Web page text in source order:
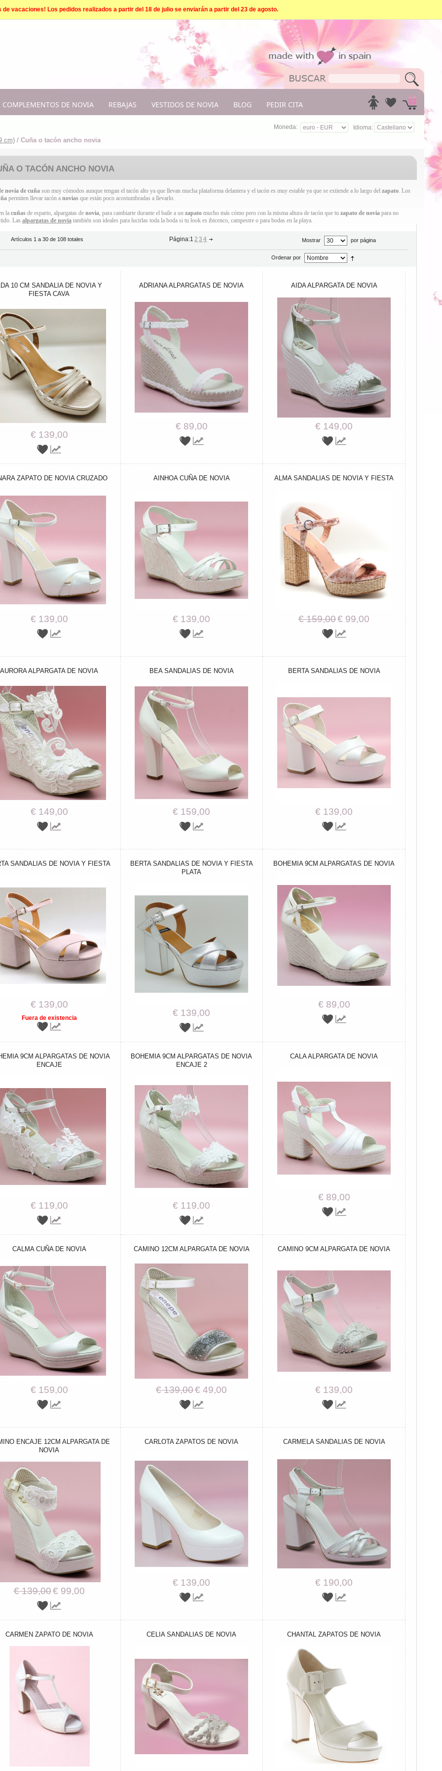
de vacaciones! Los pedidos realizados a partir del 18 de julio se enviarán a partir del 23 de agosto.
COMPLEMENTOS DE NOVIA REBAJAS VESTIDOS DE NOVIA BLOG PEDIR CITA
Idioma:
Moneda:
cm) / Cuña o tacón ancho novia
O TACÓN ANCHO NOVIA
novia de cuñason muy cómodos aunque tengan el tacón alto ya que llevan mucha plataforma delantera y el tacón es muy estable ya que se extiende a lo largo delzapato. Los
permiten llevar tacón a novias que están poco acostumbradas a llevarlo.
la cuñasde esparto, alpargatas de novia, para cambiarte durante el baile a un zapatomucho más cómo pero con la misma altura de tacón que tu zapato de noviapara no
Las alpargatas de noviatambién son ideales para lucirlas toda la boda si tu look es ibicenco, campestre o para bodas en la playa.
Artículos 1 a 30 de 108 totales Página:1 2 3 4 Mostrar por página
Ordenar por
10 CM SANDALIA DE NOVIA Y
FIESTA CAVA
€ 139,00
ADRIANA ALPARGATAS DE NOVIA
€ 89,00
AIDA ALPARGATA DE NOVIA
€ 149,00
ZAPATO DE NOVIA CRUZADO
€ 139,00
AINHOA CUÑA DE NOVIA
€ 139,00
ALMA SANDALIAS DE NOVIA Y FIESTA
€ 159,00€ 99,00
AURORA ALPARGATA DE NOVIA
€ 149,00
BEA SANDALIAS DE NOVIA
€ 159,00
BERTA SANDALIAS DE NOVIA
€ 139,00
SANDALIAS DE NOVIA Y FIESTA
€ 139,00
Fuera de existencia
BERTA SANDALIAS DE NOVIA Y FIESTA
PLATA
€ 139,00
BOHEMIA 9CM ALPARGATAS DE NOVIA
€ 89,00
9CM ALPARGATAS DE NOVIA
ENCAJE
€ 119,00
BOHEMIA 9CM ALPARGATAS DE NOVIA
ENCAJE 2
€ 119,00
CALA ALPARGATA DE NOVIA
€ 89,00
CALMA CUÑA DE NOVIA
€ 159,00
CAMINO 12CM ALPARGATA DE NOVIA
€ 139,00€ 49,00
CAMINO 9CM ALPARGATA DE NOVIA
€ 139,00
ENCAJE 12CM ALPARGATA DE
NOVIA
€ 139,00€ 99,00
CARLOTA ZAPATOS DE NOVIA
€ 139,00
CARMELA SANDALIAS DE NOVIA
€ 190,00
CARMEN ZAPATO DE NOVIA CELIA SANDALIAS DE NOVIA CHANTAL ZAPATOS DE NOVIA